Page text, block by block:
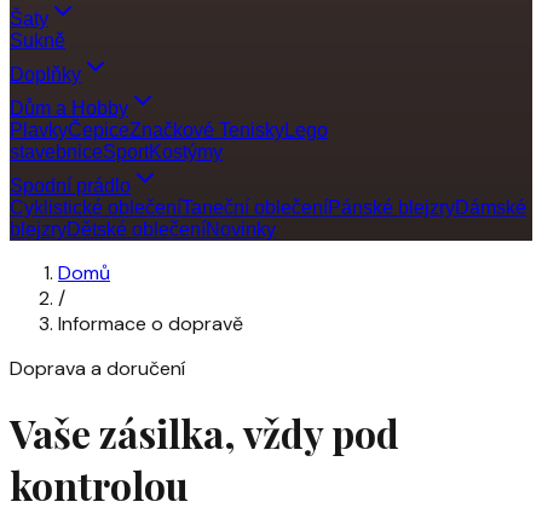
Šaty
Sukně
Doplňky
Dům a Hobby
PlavkyČepiceZnačkové TeniskyLego
stavebniceSportKostýmy
Spodní prádlo
Cyklistické oblečeníTaneční oblečeníPánské blejzryDámské
blejzryDětské oblečeníNovinky
Domů
/
Informace o dopravě
Doprava a doručení
Vaše zásilka,vždy pod
kontrolou